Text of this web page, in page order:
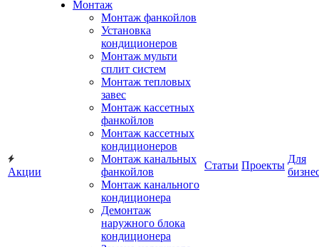
Акции
Монтаж
Монтаж фанкойлов
Установка
кондиционеров
Монтаж мульти
сплит систем
Монтаж тепловых
завес
Монтаж кассетных
фанкойлов
Монтаж кассетных
кондиционеров
Монтаж канальных
фанкойлов
Монтаж канального
кондиционера
Демонтаж
наружного блока
кондиционера
Статьи Проекты
Для